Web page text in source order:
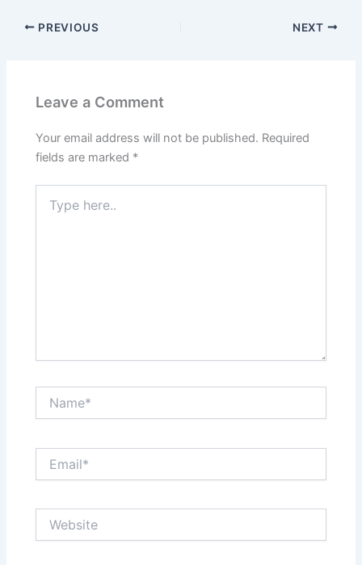
PREVIOUS NEXT
Leave a Comment
Your email address will not be published. Required
fields are marked *
here..